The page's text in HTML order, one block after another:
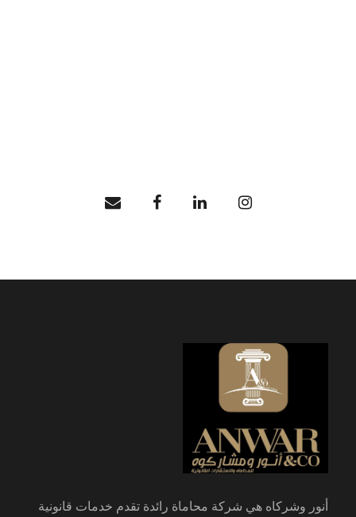
أنور وشركاه هي شركة محاماة رائدة تقدم خدمات قانونية